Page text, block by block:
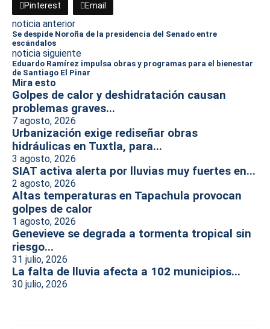
Pinterest Email
noticia anterior
Se despide Noroña de la presidencia del Senado entre
escándalos
noticia siguiente
Eduardo Ramírez impulsa obras y programas para el bienestar
de Santiago El Pinar
Mira esto
Golpes de calor y deshidratación causan
problemas graves...
7 agosto, 2026
Urbanización exige rediseñar obras
hidráulicas en Tuxtla, para...
3 agosto, 2026
SIAT activa alerta por lluvias muy fuertes en...
2 agosto, 2026
Altas temperaturas en Tapachula provocan
golpes de calor
1 agosto, 2026
Genevieve se degrada a tormenta tropical sin
riesgo...
31 julio, 2026
La falta de lluvia afecta a 102 municipios...
30 julio, 2026